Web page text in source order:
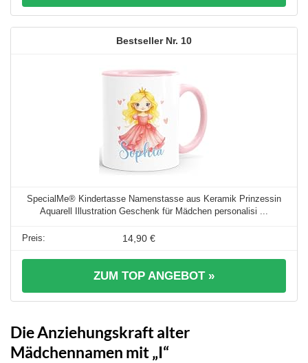
10
SpecialMe® Kindertasse Namenstasse aus Keramik Prinzessin
Aquarell Illustration Geschenk für Mädchen personalisi ...
14,90 €
ZUM TOP ANGEBOT »
Die Anziehungskraft alter
Mädchennamen mit „I“